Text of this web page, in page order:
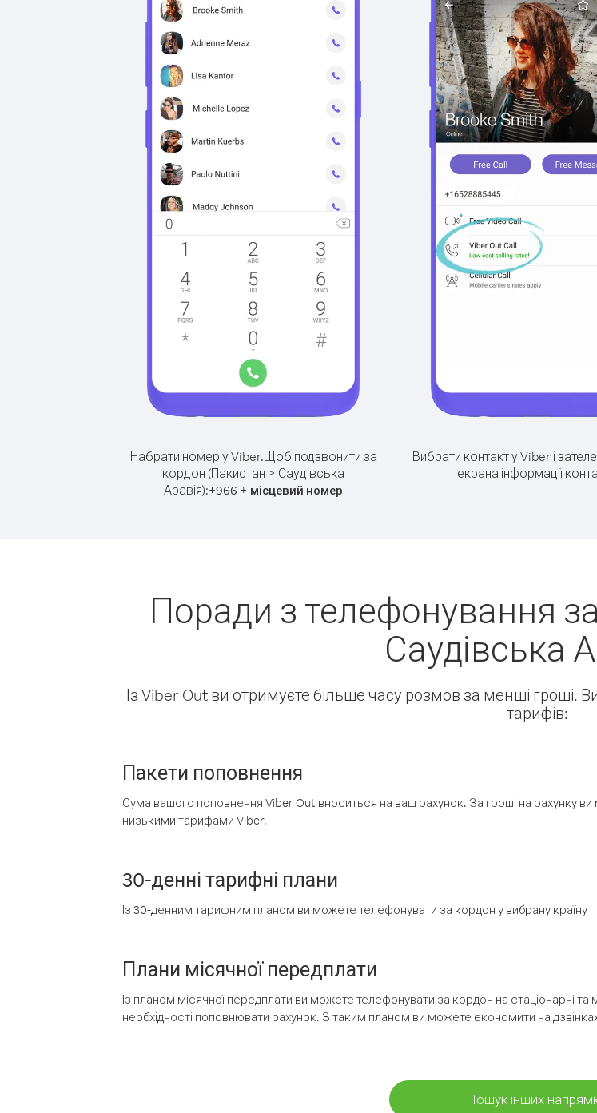
Набрати номер у Viber.Щоб подзвонити за
кордон (Пакистан > Саудівська
Аравія):+966 + місцевий номер
Вибрати контакт у Viber і
екрана інформації
Поради з телефонування
Саудівська
Із Viber Out ви отримуєте більше часу розмов за менші гроші.
тарифів:
Пакети поповнення
Сума вашого поповнення Viber Out вноситься на ваш рахунок. За гроші на рахунку ви
низькими тарифами Viber.
30-денні тарифні плани
Із 30-денним тарифним планом ви можете телефонувати за кордон у вибрану країну
Плани місячної передплати
Із планом місячної передплати ви можете телефонувати за кордон на стаціонарні
необхідності поповнювати рахунок. З таким планом ви можете економити на
Пошук інших